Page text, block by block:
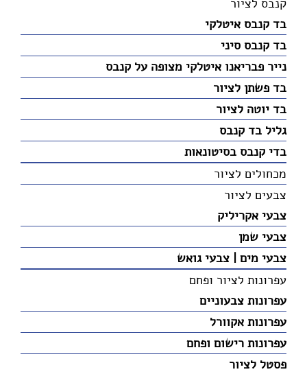
קנבס לציור
בד קנבס איטלקי
בד קנבס סיני
נייר פבריאנו איטלקי מצופה על קנבס
בד פשתן לציור
בד יוטה לציור
גליל בד קנבס
בדי קנבס בסיטונאות
מכחולים לציור
צבעים לציור
צבעי אקריליק
צבעי שמן
צבעי מים | צבעי גואש
עפרונות לציור ופחם
עפרונות צבעוניים
עפרונות אקוורל
עפרונות רישום ופחם
פסטל לציור